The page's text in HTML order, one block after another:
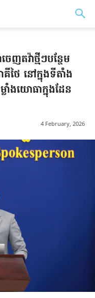
េញតវ៉ាថ្មីៗបន្ថែម
ថៃ នៅក្នុងទីតាំង
ាំងយោធាក្នុងដែន
4 February, 2026